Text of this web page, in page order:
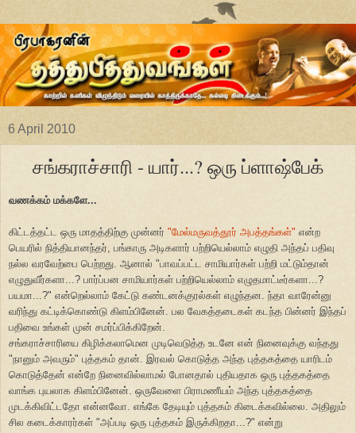
6 April 2010
சங்கராச்சாரி - யார்...? ஒரு ப்ளாஷ்பேக்
வணக்கம் மக்களே...
கிட்டத்தட்ட ஒரு மாதத்திற்கு முன்னர் "மேல்மருவத்தூர் அபத்தங்கள்" என்ற
பெயரில் நித்தியானந்தர், பங்காரு அடிகளார் பற்றியெல்லாம் எழுதி அந்தப் பதிவு
நல்ல வரவேற்பை பெற்றது. ஆனால் "பாவப்பட்ட சாமியார்கள் பற்றி மட்டும்தான்
எழுதுவீர்களா...? பார்ப்பன சாமியார்கள் பற்றியெல்லாம் எழுதமாட்டீர்களா...?
பயமா...?" என்றெல்லாம் கேட்டு கண்டனக்குரல்கள் எழுந்தன. ந்தா வாரேன்னு
வரிந்து கட்டிக்கொண்டு கிளம்பினேன். பல வேகத்தடைகள் கடந்த பின்னர் இந்தப்
பதிவை உங்கள் முன் சமர்ப்பிக்கிறேன்.
சங்கராச்சாரியை கிழிக்கலாமென முடிவெடுத்த உடனே என் நினைவுக்கு வந்தது
"நானும் அவரும்" புத்தகம் தான். இரவல் கொடுத்த அந்த புத்தகத்தை யாரிடம்
கொடுத்தேன் என்றே நினைவில்லாமல் போனதால் புதியதாக ஒரு புத்தகத்தை
வாங்க புயலாக கிளம்பினேன். ஒருவேளை பிராமணீயம் அந்த புத்தகத்தை
முடக்கிவிட்டதோ என்னவோ. எங்கே தேடியும் புத்தகம் கிடைக்கவில்லை. அதிலும்
சில கடைக்காரர்கள் "அப்படி ஒரு புத்தகம் இருக்கிறதா...?" என்று